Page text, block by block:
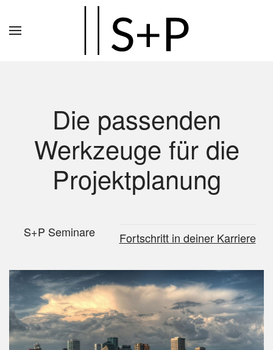
Die passenden
Werkzeuge für die
Projektplanung
S+P Seminare Fortschritt in deiner Karriere